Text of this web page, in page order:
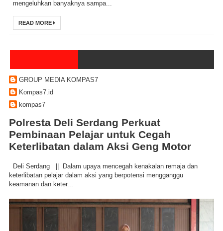
mengeluhkan banyaknya sampa...
READ MORE
GROUP MEDIA KOMPAS7
Kompas7.id
kompas7
Polresta Deli Serdang Perkuat
Pembinaan Pelajar untuk Cegah
Keterlibatan dalam Aksi Geng Motor
Deli Serdang || Dalam upaya mencegah kenakalan remaja dan
keterlibatan pelajar dalam aksi yang berpotensi mengganggu
keamanan dan keter...